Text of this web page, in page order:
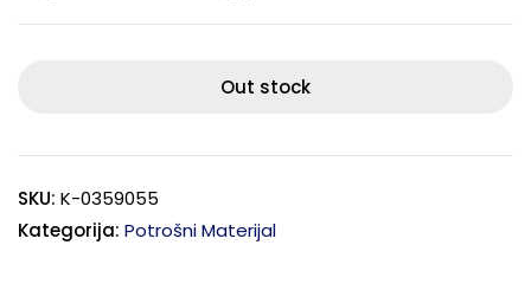
Out stock
SKU: K-0359055
Kategorija: Potrošni Materijal